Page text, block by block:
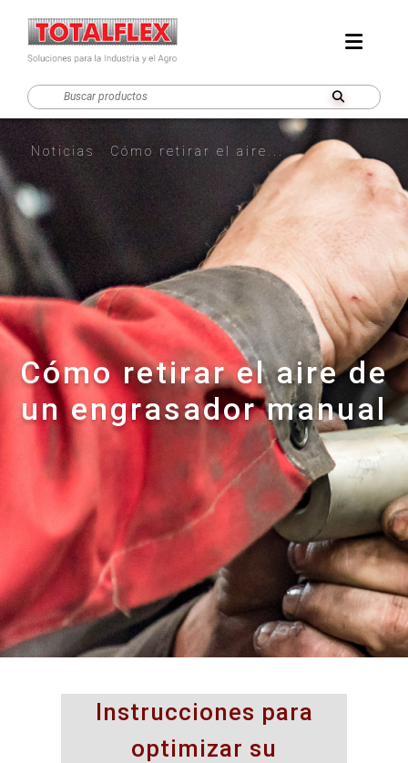
Noticias Cómo retirar el aire...
Cómo retirar el aire de
un engrasador manual
Instrucciones para
optimizar su